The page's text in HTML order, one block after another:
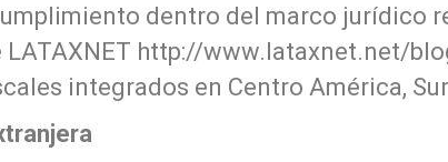
dentro del marco jurídico
LATAXNET http://www.lataxnet.net/
integrados en Centro América,